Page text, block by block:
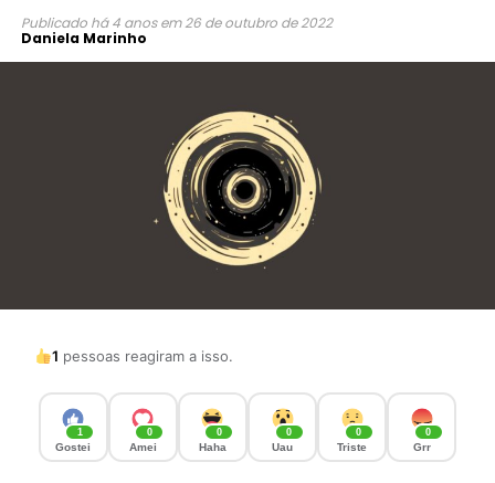
Publicado há 4 anos em 26 de outubro de 2022
Daniela Marinho
1 pessoas reagiram a isso.
1
Gostei
0
Amei
0
Haha
0
Uau
0
Triste
0
Grr